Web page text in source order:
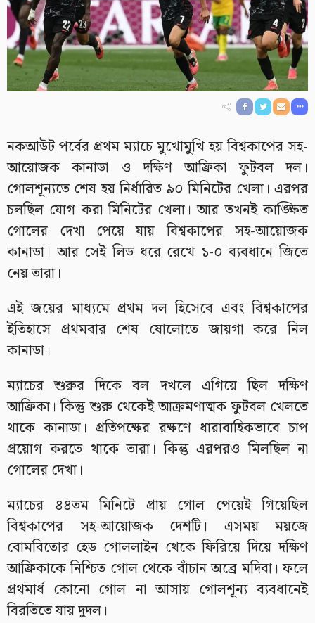
নকআউট পর্বের প্রথম ম্যাচে মুখোমুখি হয় বিশ্বকাপের সহ-
আয়োজক কানাডা ও দক্ষিণ আফ্রিকা ফুটবল দল।
গোলশূন্যতে শেষ হয় নির্ধারিত ৯০ মিনিটের খেলা। এরপর
চলছিল যোগ করা মিনিটের খেলা। আর তখনই কাঙ্ক্ষিত
গোলের দেখা পেয়ে যায় বিশ্বকাপের সহ-আয়োজক
কানাডা। আর সেই লিড ধরে রেখে ১-০ ব্যবধানে জিতে
নেয় তারা।
এই জয়ের মাধ্যমে প্রথম দল হিসেবে এবং বিশ্বকাপের
ইতিহাসে প্রথমবার শেষ ষোলোতে জায়গা করে নিল
কানাডা।
ম্যাচের শুরুর দিকে বল দখলে এগিয়ে ছিল দক্ষিণ
আফ্রিকা। কিন্তু শুরু থেকেই আক্রমণাত্মক ফুটবল খেলতে
থাকে কানাডা। প্রতিপক্ষের রক্ষণে ধারাবাহিকভাবে চাপ
প্রয়োগ করতে থাকে তারা। কিন্তু এরপরও মিলছিল না
গোলের দেখা।
ম্যাচের ৪৪তম মিনিটে প্রায় গোল পেয়েই গিয়েছিল
বিশ্বকাপের সহ-আয়োজক দেশটি। এসময় ময়জে
বোমবিতোর হেড গোললাইন থেকে ফিরিয়ে দিয়ে দক্ষিণ
আফ্রিকাকে নিশ্চিত গোল থেকে বাঁচান অব্রে মদিবা। ফলে
প্রথমার্ধ কোনো গোল না আসায় গোলশূন্য ব্যবধানেই
বিরতিতে যায় দুদল।